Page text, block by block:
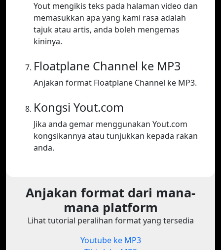
Yout mengikis teks pada halaman video dan
memasukkan apa yang kami rasa adalah
tajuk atau artis, anda boleh mengemas
kininya.
Floatplane Channel ke MP3
Anjakan format Floatplane Channel ke MP3.
Kongsi Yout.com
Jika anda gemar menggunakan Yout.com
kongsikannya atau tunjukkan kepada rakan
anda.
Anjakan format dari mana-
mana platform
Lihat tutorial peralihan format yang tersedia
Youtube ke MP3